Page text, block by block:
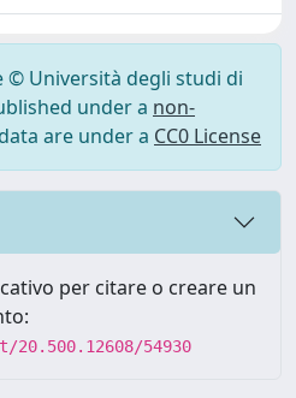
© Università degli studi di
under a non-
are under a CC0 License
per citare o creare un
54930